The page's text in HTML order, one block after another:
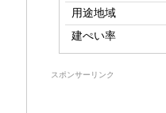
用途地域
建ぺい率
スポンサーリンク